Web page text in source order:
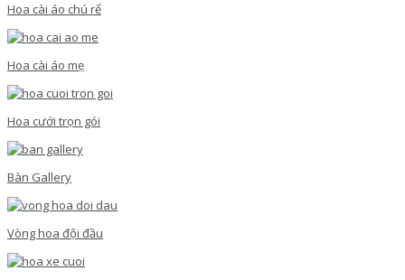
Hoa cài áo chú rể
Hoa cài áo mẹ
Hoa cưới trọn gói
Bàn Gallery
Vòng hoa đội đầu